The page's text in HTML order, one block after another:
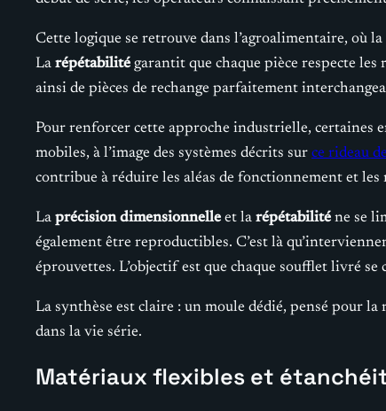
Cette logique se retrouve dans l’agroalimentaire, où
La répétabilité garantit que chaque pièce respecte
ainsi de pièces de rechange parfaitement
Pour renforcer cette approche industrielle, certaines
mobiles, à l’image des systèmes décrits sur ce rideau
contribue à réduire les aléas de fonctionnement et les
La précision dimensionnelle et la répétabilité ne se
également être reproductibles. C’est là
éprouvettes. L’objectif est que chaque soufflet livré
La synthèse est claire : un moule dédié, pensé pour
dans la vie série.
Matériaux flexibles et